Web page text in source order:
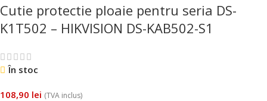
Cutie protectie ploaie pentru seria DS-
K1T502 – HIKVISION DS-KAB502-S1
În stoc
108,90 lei (TVA inclus)